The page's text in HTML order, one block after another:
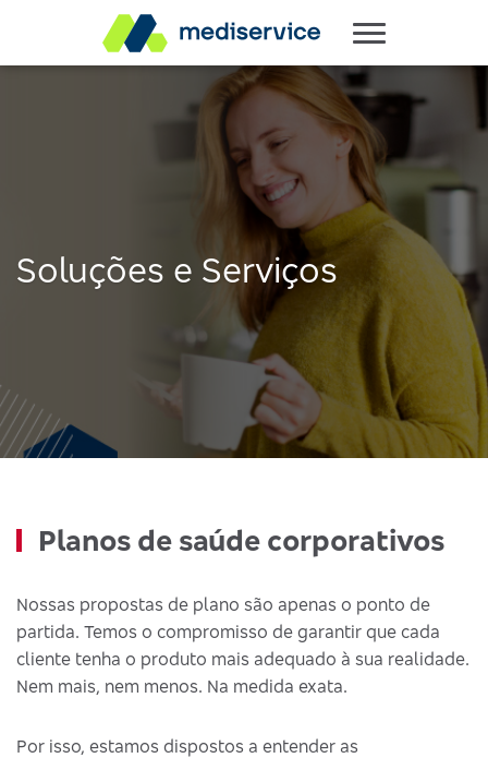
Soluções e Serviços
Planos de saúde corporativos
Nossas propostas de plano são apenas o ponto de
partida. Temos o compromisso de garantir que cada
cliente tenha o produto mais adequado à sua realidade.
Nem mais, nem menos. Na medida exata.
Por isso, estamos dispostos a entender as